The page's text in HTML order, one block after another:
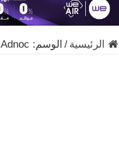
الرئيسية / الوسم: Adnoc